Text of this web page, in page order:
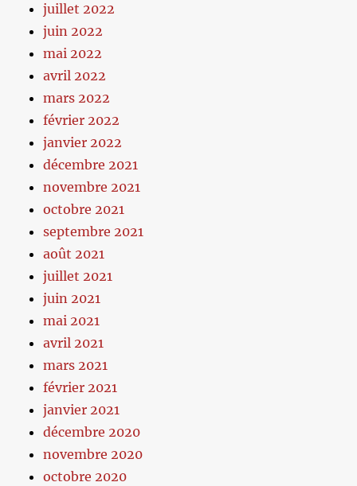
juillet 2022
juin 2022
mai 2022
avril 2022
mars 2022
février 2022
janvier 2022
décembre 2021
novembre 2021
octobre 2021
septembre 2021
août 2021
juillet 2021
juin 2021
mai 2021
avril 2021
mars 2021
février 2021
janvier 2021
décembre 2020
novembre 2020
octobre 2020